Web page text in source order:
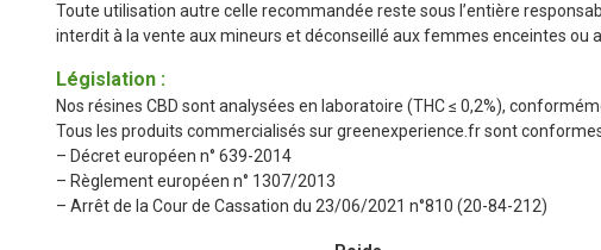
Toute utilisation autre celle recommandée reste sous l’entière
interdit à la vente aux mineurs et déconseillé aux femmes enceintes ou
Législation :
Nos résines CBD sont analysées en laboratoire (THC ≤ 0,2%),
Tous les produits commercialisés sur greenexperience.fr sont
– Décret européen n° 639-2014
– Règlement européen n° 1307/2013
– Arrêt de la Cour de Cassation du 23/06/2021 n°810 (20-84-212)